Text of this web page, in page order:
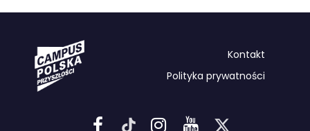
Kontakt
Polityka prywatności